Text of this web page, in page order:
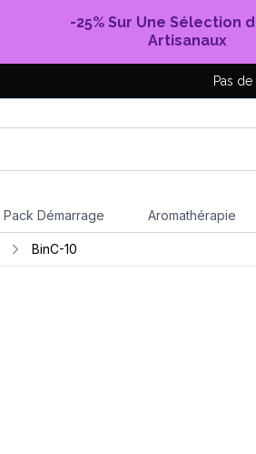
-25% Sur Une Sélection
Artisanaux
Pas
Pack Démarrage Aromathérapie
BinC-10